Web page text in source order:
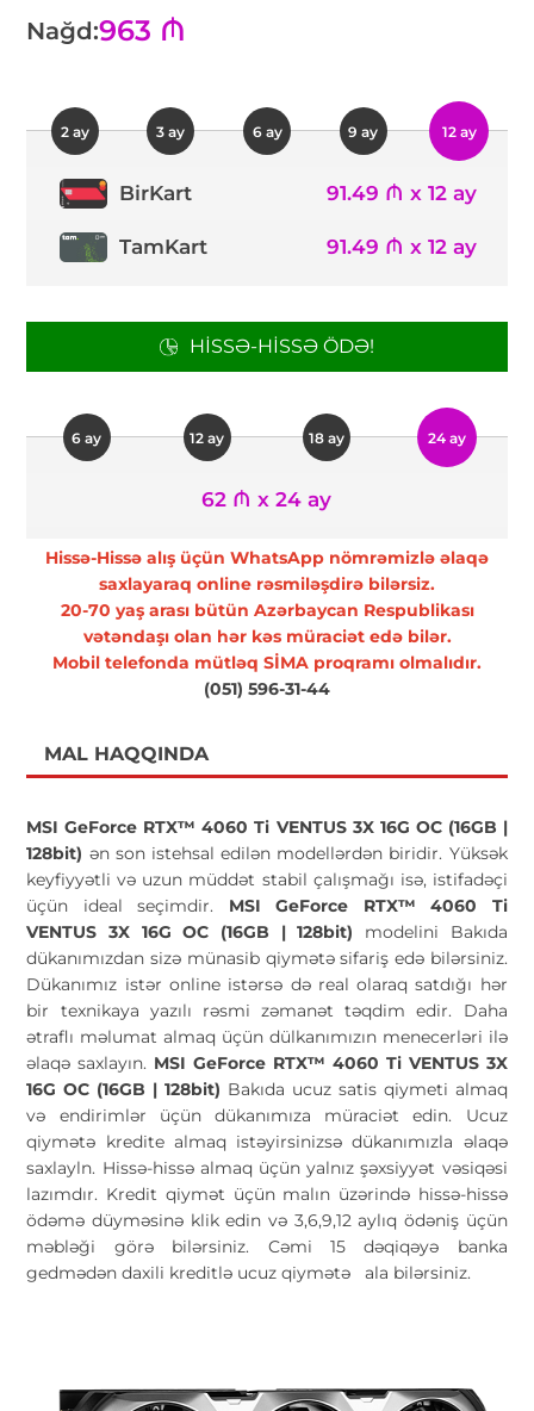
Nağd:963 ₼
2 ay 3 ay 6 ay 9 ay 12 ay
BirKart 91.49 ₼ x 12 ay
TamKart 91.49 ₼ x 12 ay
HISSƏ-HISSƏ ÖDƏ!
6 ay 12 ay 18 ay 24 ay
62 ₼ x 24 ay
Hissə-Hissə alış üçün WhatsApp nömrəmizlə əlaqə
saxlayaraq online rəsmiləşdirə bilərsiz.
20-70 yaş arası bütün Azərbaycan Respublikası
vətəndaşı olan hər kəs müraciət edə bilər.
Mobil telefonda mütləq SİMA proqramı olmalıdır.
(051) 596-31-44
MAL HAQQINDA
MSI GeForce RTX™ 4060 Ti VENTUS 3X 16G OC (16GB |
128bit) ən son istehsal edilən modellərdən biridir. Yüksək
keyfiyyətli və uzun müddət stabil çalışmağı isə, istifadəçi
üçün ideal seçimdir. MSI GeForce RTX™ 4060 Ti
VENTUS 3X 16G OC (16GB | 128bit) modelini Bakıda
dükanımızdan sizə münasib qiymətə sifariş edə bilərsiniz.
Dükanımız istər online istərsə də real olaraq satdığı hər
bir texnikaya yazılı rəsmi zəmanət təqdim edir. Daha
ətraflı məlumat almaq üçün dülkanımızın menecerləri ilə
əlaqə saxlayın. MSI GeForce RTX™ 4060 Ti VENTUS 3X
16G OC (16GB | 128bit) Bakıda ucuz satis qiymeti almaq
və endirimlər üçün dükanımıza müraciət edin. Ucuz
qiymətə kredite almaq istəyirsinizsə dükanımızla əlaqə
saxlayln. Hissə-hissə almaq üçün yalnız şəxsiyyət vəsiqəsi
lazımdır. Kredit qiymət üçün malın üzərində hissə-hissə
ödəmə düyməsinə klik edin və 3,6,9,12 aylıq ödəniş üçün
məbləği görə bilərsiniz. Cəmi 15 dəqiqəyə banka
gedmədən daxili kreditlə ucuz qiymətə
ala bilərsiniz.